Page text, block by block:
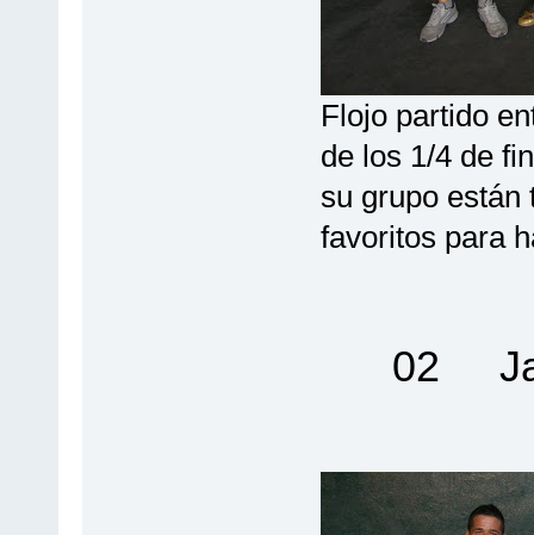
Flojo partido
de los 1/4 de
su grupo están
favoritos para
02